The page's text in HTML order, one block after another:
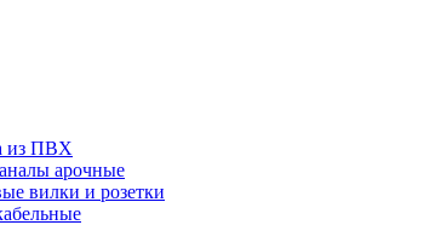
из ПВХ
арочные
вилки и розетки